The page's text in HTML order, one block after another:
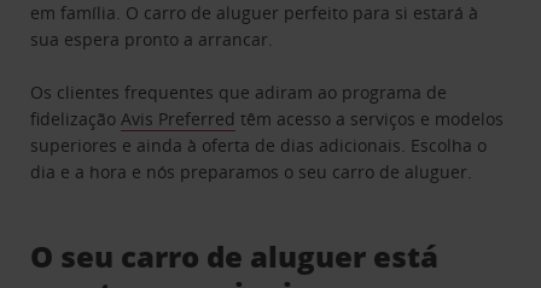
em família. O carro de aluguer perfeito para si estará à
sua espera pronto a arrancar.
Os clientes frequentes que adiram ao programa de
fidelizaçãoAvis Preferred têm acesso a serviços e modelos
superiores e ainda à oferta de dias adicionais. Escolha o
dia e a hora e nós preparamos o seu carro de aluguer.
O seu carro de aluguer está